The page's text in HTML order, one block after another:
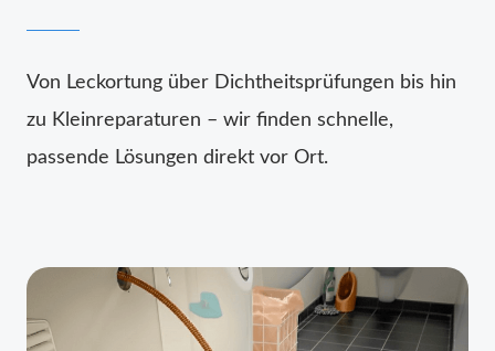
Von Leckortung über Dichtheitsprüfungen bis hin
zu Kleinreparaturen – wir finden schnelle,
passende Lösungen direkt vor Ort.